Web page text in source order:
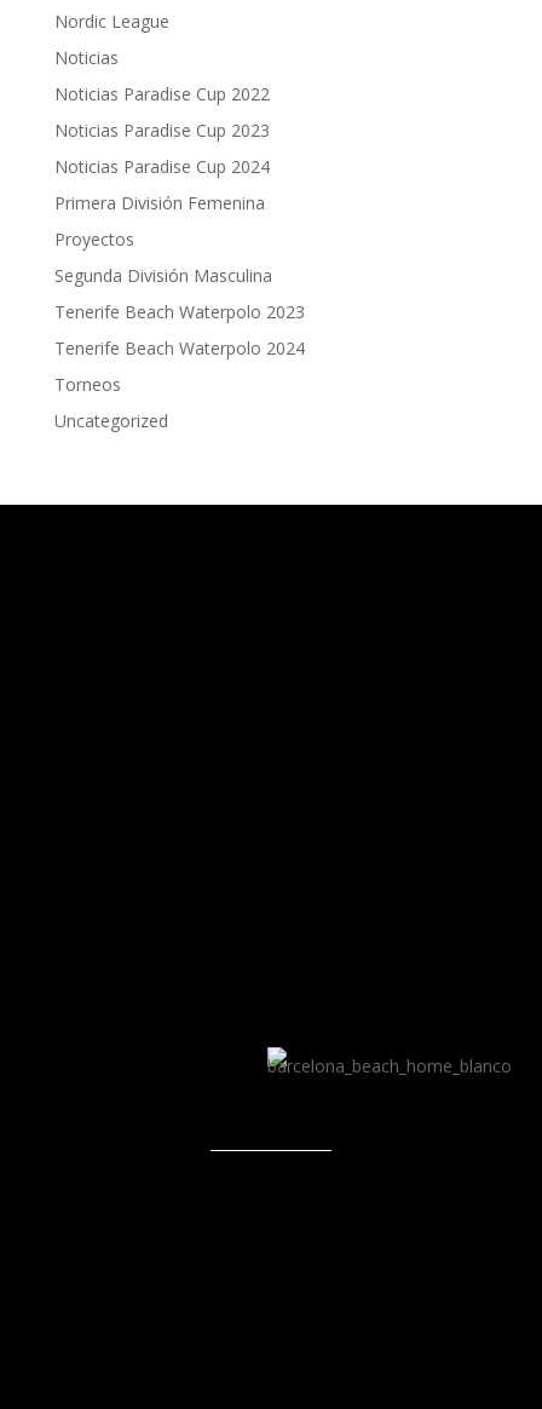
Nordic League
Noticias
Noticias Paradise Cup 2022
Noticias Paradise Cup 2023
Noticias Paradise Cup 2024
Primera División Femenina
Proyectos
Segunda División Masculina
Tenerife Beach Waterpolo 2023
Tenerife Beach Waterpolo 2024
Torneos
Uncategorized